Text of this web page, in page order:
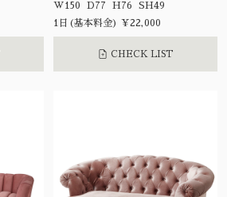
W150 D77 H76 SH49
1日(基本料金) ¥22,000
CHECK LIST